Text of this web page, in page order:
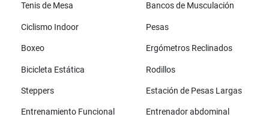
Tenis de Mesa Bancos de Musculación
Ciclismo Indoor Pesas
Boxeo Ergómetros Reclinados
Bicicleta Estática Rodillos
Steppers Estación de Pesas Largas
Entrenamiento Funcional Entrenador abdominal